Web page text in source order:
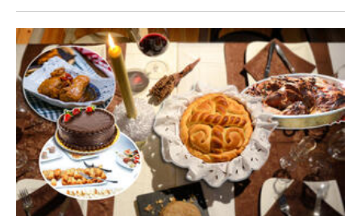
Copyright © Espreso.co.rs 2026. Sva prava zadržana. Mondo inc.